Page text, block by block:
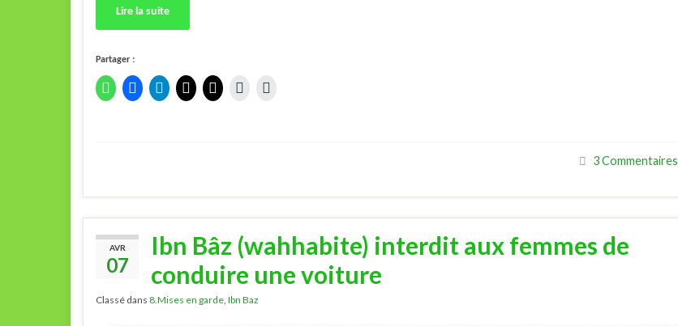
Lire la suite
Partager :
3 Commentaires
AVR
07
Ibn Bâz (wahhabite) interdit aux femmes de
conduire une voiture
Classé dans 8.Mises en garde, Ibn Baz